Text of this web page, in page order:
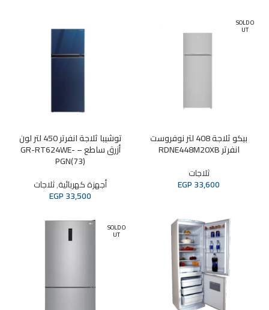
SOLD O
UT
بيكو ثلاجة 408 لتر نوفروست
انفرتر RDNE448M20XB
ثلاجات
EGP33,600
توشيبا ثلاجة انفرتر 450 لتر لون
أزرق ساطع – GR-RT624WE-
PGN(73)
أجهزة كهربائية,ثلاجات
EGP33,500
SOLD O
UT